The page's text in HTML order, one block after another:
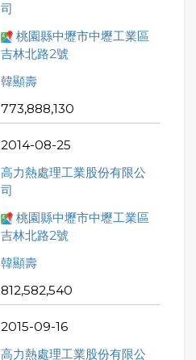
司
桃園縣中壢市中壢工業區
吉林北路2號
韓顯壽
773,888,130
2014-08-25
高力熱處理工業股份有限公
司
桃園縣中壢市中壢工業區
吉林北路2號
韓顯壽
812,582,540
2015-09-16
高力熱處理工業股份有限公